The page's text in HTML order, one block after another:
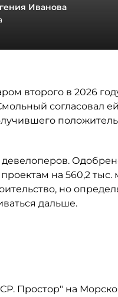
Иванова
второго в 2026
согласовал
на 560,2
но
дальше.
Простор" на